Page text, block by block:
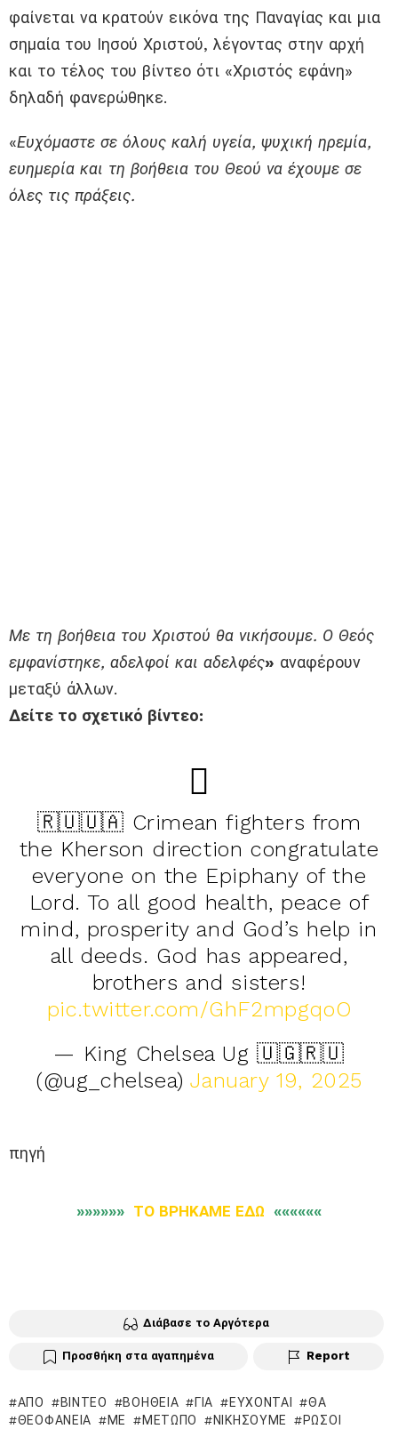
φαίνεται να κρατούν εικόνα της Παναγίας και μια
σημαία του Ιησού Χριστού, λέγοντας στην αρχή
και το τέλος του βίντεο ότι «Χριστός εφάνη»
δηλαδή φανερώθηκε.
«Ευχόμαστε σε όλους καλή υγεία, ψυχική ηρεμία,
ευημερία και τη βοήθεια του Θεού να έχουμε σε
όλες τις πράξεις.
Με τη βοήθεια του Χριστού θα νικήσουμε. Ο Θεός
εμφανίστηκε, αδελφοί και αδελφές» αναφέρουν
μεταξύ άλλων.
Δείτε το σχετικό βίντεο:
🇷🇺🇺🇦 Crimean fighters from
the Kherson direction congratulate
everyone on the Epiphany of the
Lord. To all good health, peace of
mind, prosperity and God’s help in
all deeds. God has appeared,
brothers and sisters!
pic.twitter.com/GhF2mpgqoO
— King Chelsea Ug 🇺🇬🇷🇺
(@ug_chelsea)January 19, 2025
πηγή
»»»»»» ΤΟ ΒΡΗΚΑΜΕ ΕΔΩ ««««««
Διάβασε το Αργότερα
Προσθήκη στα αγαπημένα Report
ΑΠΌ ΒΊΝΤΕΟ ΒΟΉΘΕΙΑ ΓΙΑ ΕΎΧΟΝΤΑΙ
ΘΑ
ΘΕΟΦΆΝΕΙΑ
ΜΕ ΜΈΤΩΠΟ ΝΙΚΉΣΟΥΜΕ
ΡΏΣΟΙ